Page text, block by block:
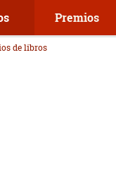
Premios
de libros